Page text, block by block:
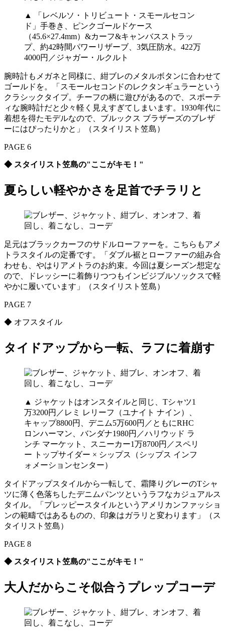
▲ 「レベルソ・トリビュート・スモールセコン
ド」手巻き、ピンクゴールドケース
（45.6×27.4mm）&カーフ&キャンバスストラッ
プ、約42時間パワーリザーブ、3気圧防水。422万
4000円／ジャガー・ルクルト
腕時計もメガネと同様に、紺ブレのメタルボタンに合わせて
ゴールドを。「スモールセコンドのレクタンギュラーという
クラシックタイプ。チーフの柄に遊びがあるので、スポーテ
ィな腕時計だと少々軽く見えすぎてしまいます。1930年代に
着想を得たモデルなので、ブルックス ブラザーズのブレザ
ーにはぴったりかと」（スタイリスト笠島）
PAGE 6
◆ スタイリスト笠島の"ここがキモ！"
夏らしい軽やかさを足首でチラリと
足元はブラックカーフのサドルローファーを。こちらもアメ
トラスタイルの定番です。「ダブル裾とローファーの組み合
わせも、やはりアメトラのお約束。今回は夏シーズン想定な
ので、ドレッシーに着飾りつつもインビジブルソックスで軽
やかに履いています」（スタイリスト笠島）
PAGE 7
◆ オフスタイル
タイドアップから一転、ラフに着崩す
▲ ジャケットはオンスタイルと同じ、Tシャツ1
万3200円／レミ レリーフ（ユナイト ナイン）、
キャップ8800円、デニム5万600円／ともにRHC
ロンハーマン、バンダナ1980円／ハリウッド ラ
ンチ マーケット、スニーカー1万8700円／スペリ
ー トップサイダー × シップス（シップス インフ
ォメーションセンター）
タイドアップスタイルから一転して、霜降りグレーのTシャ
ツに薄く色落ちしたデニムパンツというラフなカジュアルス
タイル。「プレッピースタイルというアメリカンファッショ
ンの範疇ではあるものの、印象はガラリと変わります」（ス
タイリスト笠島）
PAGE 8
◆ スタイリスト笠島の"ここがキモ！"
大人だからこそ似合うプレップコーデ